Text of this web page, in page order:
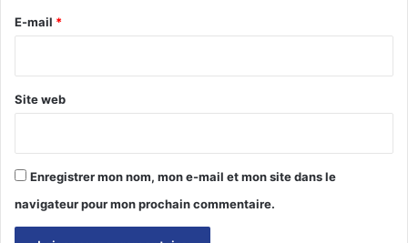
e
E-mail *
Site web
Enregistrer mon nom, mon e-mail et mon site dans le
navigateur pour mon prochain commentaire.